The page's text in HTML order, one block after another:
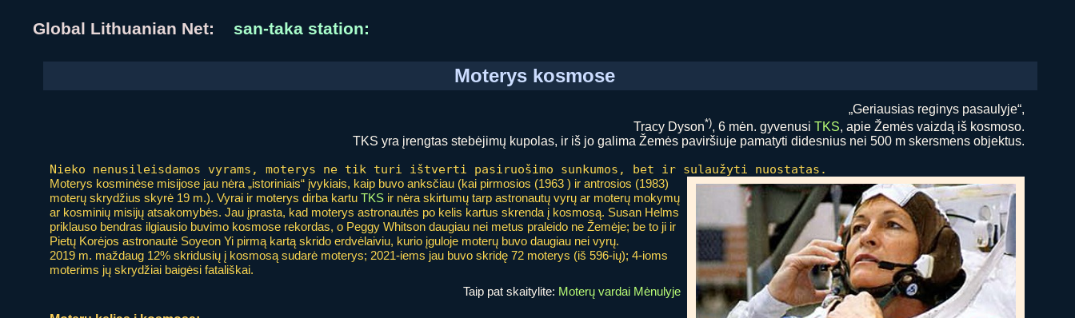
Global Lithuanian Net: san-taka station:
Moterys kosmose
„Geriausias reginys pasaulyje“,
Tracy Dyson*), 6 mėn. gyvenusiTKS, apie Žemės vaizdą iš kosmoso.
TKS yra įrengtas stebėjimų kupolas, ir iš jo galima Žemės paviršiuje pamatyti didesnius nei 500 m skersmens objektus.
Nieko nenusileisdamos vyrams, moterys ne tik turi ištverti pasiruošimo sunkumos, bet ir sulaužyti nuostatas.
Moterys kosminėse misijose jau nėra „istoriniais“ įvykiais, kaip buvo anksčiau (kai pirmosios (1963 ) ir antrosios (1983)
moterų skrydžius skyrė 19 m.). Vyrai ir moterys dirba kartu TKS ir nėra skirtumų tarp astronautų vyrų ar moterų mokymų
ar kosminių misijų atsakomybės. Jau įprasta, kad moterys astronautės po kelis kartus skrenda į kosmosą. Susan Helms
priklauso bendras ilgiausio buvimo kosmose rekordas, o Peggy Whitson daugiau nei metus praleido ne Žemėje; be to ji ir
Pietų Korėjos astronautė Soyeon Yi pirmą kartą skrido erdvėlaiviu, kurio įguloje moterų buvo daugiau nei vyrų.
2019 m. maždaug 12% skridusių į kosmosą sudarė moterys; 2021-iems jau buvo skridę 72 moterys (iš 596-ių); 4-ioms
moterims jų skrydžiai baigėsi fatališkai.
Taip pat skaitylite: Moterų vardai Mėnulyje